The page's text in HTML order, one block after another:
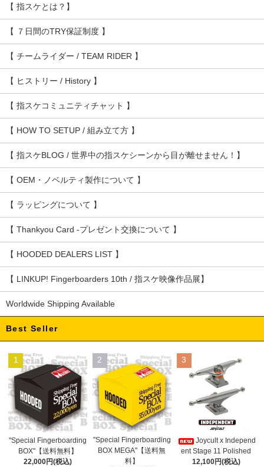
【 指スケとは？】
【 ７日間のTRY保証制度 】
【 チームライダー / TEAM RIDER 】
【 ヒストリー / History 】
【 指スケコミュニティチャット 】
【 HOW TO SETUP / 組み立て方 】
【 指スケBLOG / 世界中の指スケシーンから目が離せません！】
【 OEM・ノベルティ製作について 】
【 ラッピングについて 】
【 Thankyou Card -プレゼント交換について 】
【 HOODED DEALERS LIST 】
【 LINKUP! Fingerboarders 10th / 指スケ映像作品展】
Worldwide Shipping Available
Best Seller
1
"Special Fingerboarding
BOX"【送料無料】
22,000円(税込)
2
"Special Fingerboarding
BOX MEGA"【送料無
料】
3
Joycult x Independ
ent Stage 11 Polished
12,100円(税込)